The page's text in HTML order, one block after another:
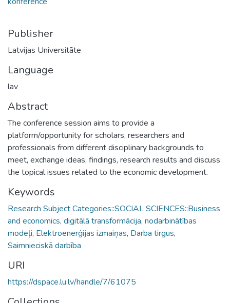
Publisher
Latvijas Universitāte
Language
lav
Abstract
The conference session aims to provide a
platform/opportunity for scholars, researchers and
professionals from different disciplinary backgrounds to
meet, exchange ideas, findings, research results and discuss
the topical issues related to the economic development.
Keywords
Research Subject Categories::SOCIAL SCIENCES::Business
and economics, digitālā transformācija, nodarbinātības
modeļi, Elektroenerģijas izmaiņas, Darba tirgus,
Saimnieciskā darbība
URI
https://dspace.lu.lv/handle/7/61075